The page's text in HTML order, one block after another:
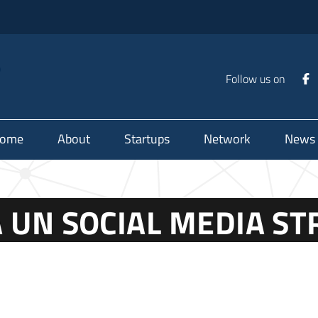
Follow us on
About Startups Network News
SOCIAL MEDIA